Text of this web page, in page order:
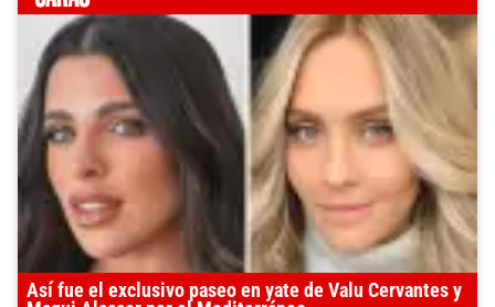
Así fue el exclusivo paseo en yate de Valu Cervantes y